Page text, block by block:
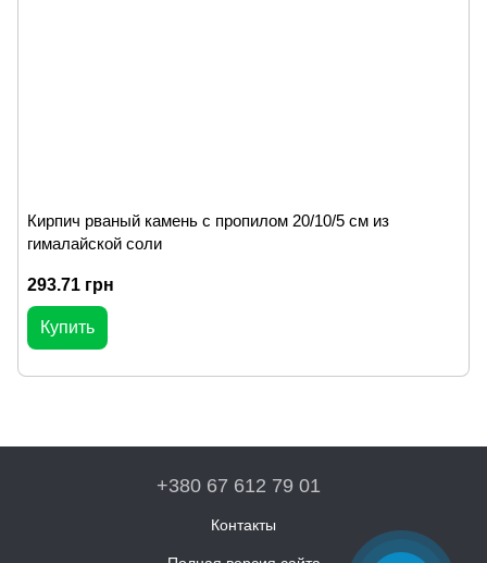
Кирпич рваный камень с пропилом 20/10/5 см из
гималайской соли
293.71 грн
Купить
+380 67 612 79 01
Контакты